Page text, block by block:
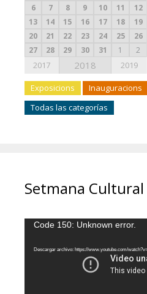
6
7 8 9 10 11
12
13
14 15 16 17 18
19
20
21 22 23 24 25
26
27
28 29 30 31 1 2
2017 2018 2019
Exposicions Inauguracions
Todas las categorías
Setmana Cultural
Reproductor
vídeo
Code 150: Unknown error.
Descargar archivo: https://www.youtube.com/